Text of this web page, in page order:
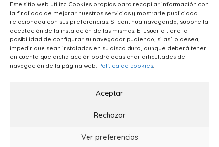
Este sitio web utiliza Cookies propias para recopilar información con
la finalidad de mejorar nuestros servicios y mostrarle publicidad
relacionada con sus preferencias. Si continua navegando, supone la
aceptación de la instalación de las mismas. El usuario tiene la
posibilidad de configurar su navegador pudiendo, si así lo desea,
impedir que sean instaladas en su disco duro, aunque deberá tener
en cuenta que dicha acción podrá ocasionar dificultades de
navegación de la página web. Política de cookies.
Aceptar
Rechazar
Ver preferencias
Política de Privacidad.Política de Cookies